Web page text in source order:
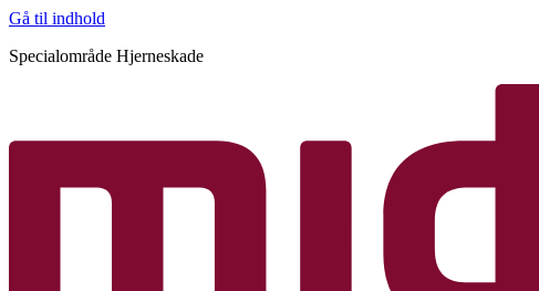
Gå til indhold
Specialområde Hjerneskade